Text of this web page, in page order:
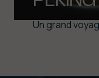
Un grand